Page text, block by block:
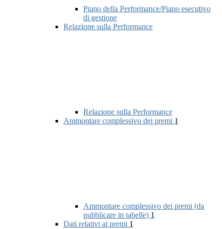
Piano della Performance/Piano esecutivo
di gestione
Relazione sulla Performance
Relazione sulla Performance
Ammontare complessivo dei premi 1
Ammontare complessivo dei premi (da
pubblicare in tabelle) 1
Dati relativi ai premi 1